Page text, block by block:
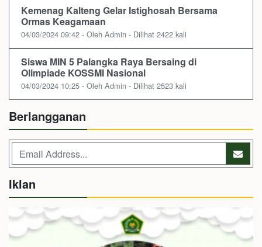
Kemenag Kalteng Gelar Istighosah Bersama
Ormas Keagamaan
04/03/2024 09:42 - Oleh Admin - Dilihat 2422 kali
Siswa MIN 5 Palangka Raya Bersaing di
Olimpiade KOSSMI Nasional
04/03/2024 10:25 - Oleh Admin - Dilihat 2523 kali
Berlangganan
Iklan